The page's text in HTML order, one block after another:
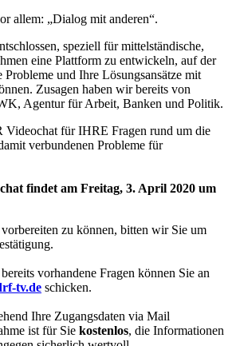
allem: „Dialog mit anderen“.
speziell für mittelständische,
eine Plattform zu entwickeln, auf der
und Ihre Lösungsansätze mit
Zusagen haben wir bereits von
Agentur für Arbeit, Banken und Politik.
für IHRE Fragen rund um die
verbundenen Probleme für
findet am Freitag, 3. April 2020 um
zu können, bitten wir Sie um
vorhandene Fragen können Sie an
tv.de schicken.
Ihre Zugangsdaten via Mail
ist für Sie kostenlos, die Informationen